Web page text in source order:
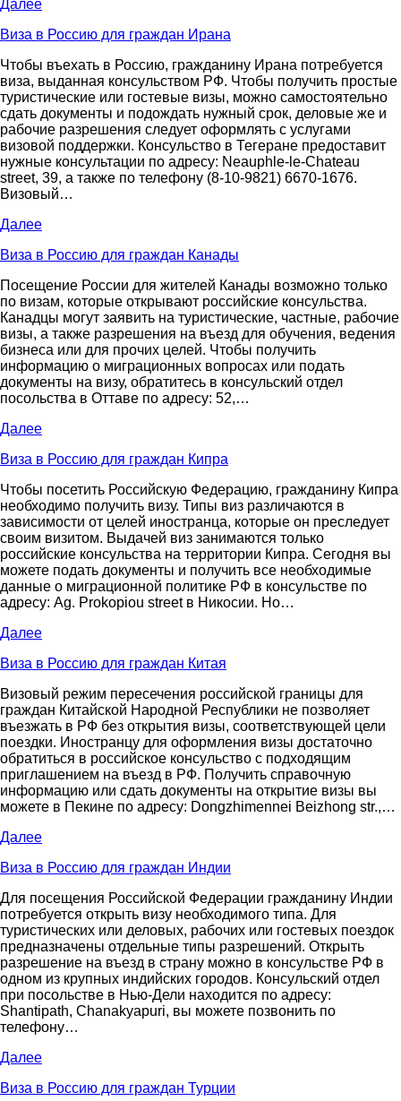
Далее
Виза в Россию для граждан Ирана
Чтобы въехать в Россию, гражданину Ирана потребуется
виза, выданная консульством РФ. Чтобы получить простые
туристические или гостевые визы, можно самостоятельно
сдать документы и подождать нужный срок, деловые же и
рабочие разрешения следует оформлять с услугами
визовой поддержки. Консульство в Тегеране предоставит
нужные консультации по адресу: Neauphle-le-Chateau
street, 39, а также по телефону (8-10-9821) 6670-1676.
Визовый…
Далее
Виза в Россию для граждан Канады
Посещение России для жителей Канады возможно только
по визам, которые открывают российские консульства.
Канадцы могут заявить на туристические, частные, рабочие
визы, а также разрешения на въезд для обучения, ведения
бизнеса или для прочих целей. Чтобы получить
информацию о миграционных вопросах или подать
документы на визу, обратитесь в консульский отдел
посольства в Оттаве по адресу: 52,…
Далее
Виза в Россию для граждан Кипра
Чтобы посетить Российскую Федерацию, гражданину Кипра
необходимо получить визу. Типы виз различаются в
зависимости от целей иностранца, которые он преследует
своим визитом. Выдачей виз занимаются только
российские консульства на территории Кипра. Сегодня вы
можете подать документы и получить все необходимые
данные о миграционной политике РФ в консульстве по
адресу: Ag. Prokopiou street в Никосии. Но…
Далее
Виза в Россию для граждан Китая
Визовый режим пересечения российской границы для
граждан Китайской Народной Республики не позволяет
въезжать в РФ без открытия визы, соответствующей цели
поездки. Иностранцу для оформления визы достаточно
обратиться в российское консульство с подходящим
приглашением на въезд в РФ. Получить справочную
информацию или сдать документы на открытие визы вы
можете в Пекине по адресу: Dongzhimennei Beizhong str.,…
Далее
Виза в Россию для граждан Индии
Для посещения Российской Федерации гражданину Индии
потребуется открыть визу необходимого типа. Для
туристических или деловых, рабочих или гостевых поездок
предназначены отдельные типы разрешений. Открыть
разрешение на въезд в страну можно в консульстве РФ в
одном из крупных индийских городов. Консульский отдел
при посольстве в Нью-Дели находится по адресу:
Shantipath, Chanakyapuri, вы можете позвонить по
телефону…
Далее
Виза в Россию для граждан Турции